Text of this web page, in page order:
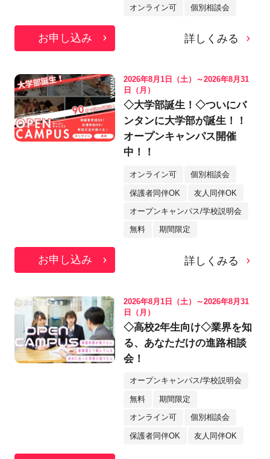
オンライン可 個別相談会
お申し込み 詳しくみる
2026年8月1日（土）～2026年8月31
日（月）
◇大学部誕生！◇ついにバ
ンタンに大学部が誕生！！
オープンキャンパス開催
中！！
オンライン可 個別相談会
保護者同伴OK 友人同伴OK
オープンキャンパス/学校説明会
無料 期間限定
お申し込み 詳しくみる
2026年8月1日（土）～2026年8月31
日（月）
◇高校2年生向け◇業界を知
る、あなただけの進路相談
会！
オープンキャンパス/学校説明会
無料 期間限定
オンライン可 個別相談会
保護者同伴OK 友人同伴OK